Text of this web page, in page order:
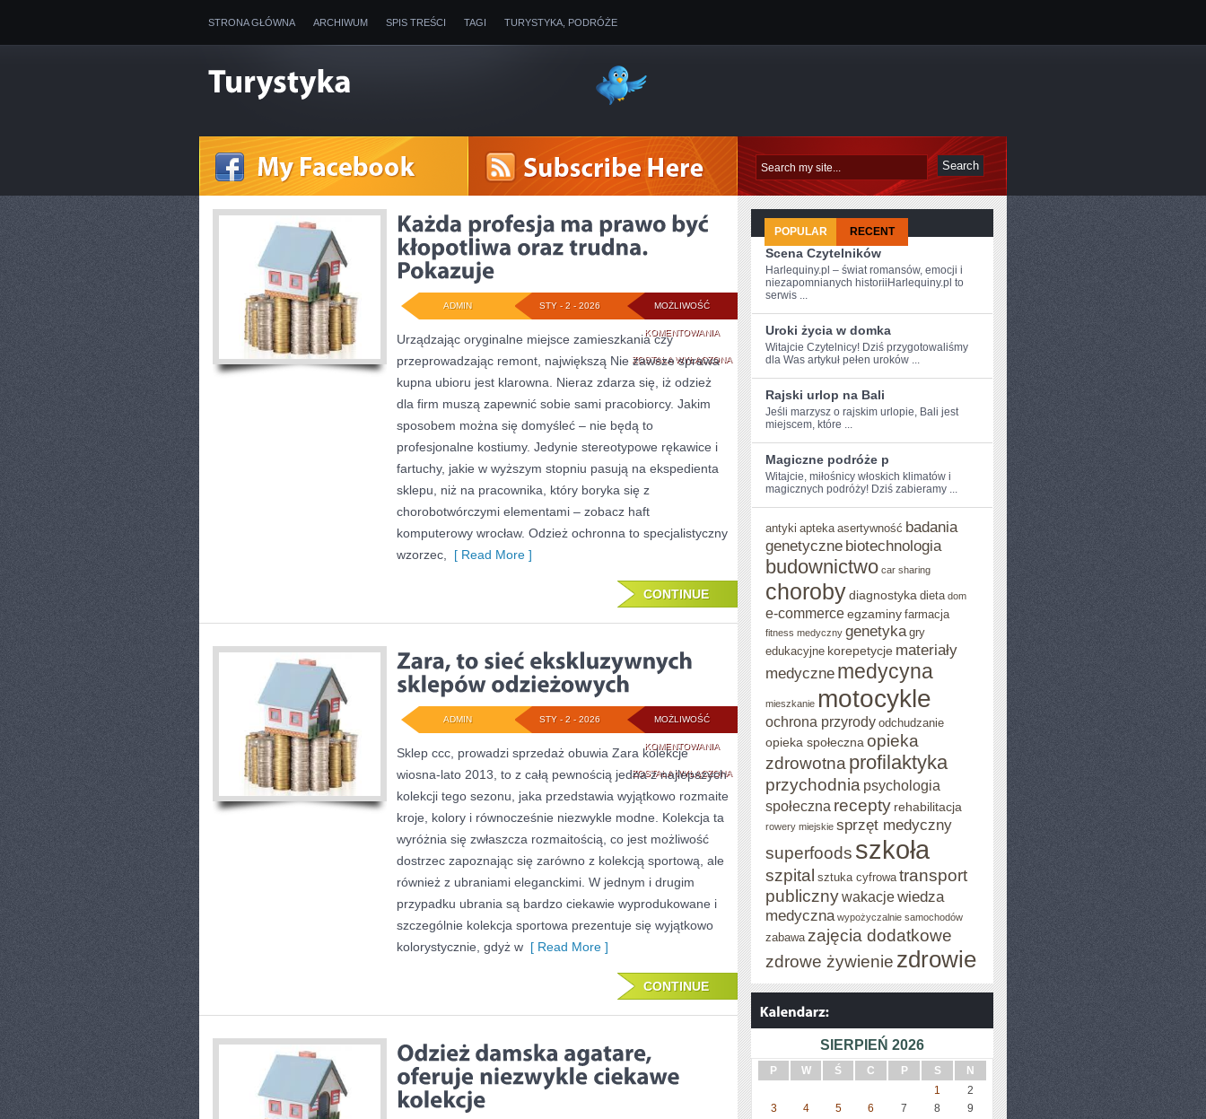
STRONA GŁÓWNA ARCHIWUM SPIS TREŚCI TAGI TURYSTYKA, PODRÓŻE
MOŻLIWOŚĆ
KOMENTOWANIAKAŻDA
PROFESJA
PRAWO
KŁOPOTLIWA
ORAZ
TRUDNA.
POKAZUJE
ZOSTAŁA WYŁĄCZONA
STY - 2 - 2026
ADMIN
Urządzając oryginalne miejsce zamieszkania czy
przeprowadzając remont, największą Nie zawsze sprawa
kupna ubioru jest klarowna. Nieraz zdarza się, iż odzież
dla firm muszą zapewnić sobie sami pracobiorcy. Jakim
sposobem można się domyśleć – nie będą to
profesjonalne kostiumy. Jedynie stereotypowe rękawice i
fartuchy, jakie w wyższym stopniu pasują na ekspedienta
sklepu, niż na pracownika, który boryka się z
chorobotwórczymi elementami – zobacz haft
komputerowy wrocław. Odzież ochronna to specjalistyczny
wzorzec,
[ Read More ]
CONTINUE
MOŻLIWOŚĆ
KOMENTOWANIAZARA,
TO
SIEĆ
EKSKLUZYWNYCH
SKLEPÓW
ODZIEŻOWYCH
ZOSTAŁA WYŁĄCZONA
STY - 2 - 2026
ADMIN
Sklep ccc, prowadzi sprzedaż obuwia Zara kolekcje
wiosna-lato 2013, to z całą pewnością jedna z najlepszych
kolekcji tego sezonu, jaka przedstawia wyjątkowo rozmaite
kroje, kolory i równocześnie niezwykle modne. Kolekcja ta
wyróżnia się zwłaszcza rozmaitością, co jest możliwość
dostrzec zapoznając się zarówno z kolekcją sportową, ale
również z ubraniami eleganckimi. W jednym i drugim
przypadku ubrania są bardzo ciekawie wyprodukowane i
szczególnie kolekcja sportowa prezentuje się wyjątkowo
kolorystycznie, gdyż w [ Read More ]
CONTINUE
POPULAR RECENT
Scena Czytelników
Harlequiny.pl – świat romansów, emocji i
niezapomnianych historiiHarlequiny.pl to
serwis ...
Uroki życia w domka
Witajcie Czytelnicy! Dziś przygotowaliśmy
⁤dla Was artykuł pełen uroków ...
Rajski urlop na Bali
Jeśli‌ marzysz o rajskim urlopie, Bali jest
miejscem, które ...
Magiczne podróże p
Witajcie, miłośnicy włoskich‌ klimatów i
magicznych podróży! Dziś zabieramy ...
antyki apteka asertywność badania
genetyczne biotechnologia
budownictwo car sharing
chorobydiagnostyka dieta dom
e-commerceegzaminy farmacja
fitness medyczny genetyka gry
edukacyjne korepetycje materiały
medyczne medycyna
mieszkanie motocykle
ochrona przyrody odchudzanie
opieka społeczna opieka
zdrowotna profilaktyka
przychodnia psychologia
społeczna recepty rehabilitacja
rowery miejskie sprzęt medyczny
superfoods szkoła
szpital sztuka cyfrowa transport
publicznywakacjewiedza
medyczna wypożyczalnie samochodów
zabawa zajęcia dodatkowe
zdrowe żywienie zdrowie
SIERPIEŃ 2026
P W Ś C P S
N
1
2
3
4 5 6 7 8
9